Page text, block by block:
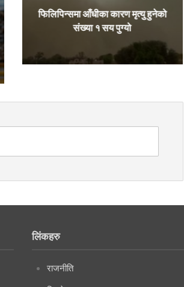
फिलिपिन्समा आँधीका कारण मृत्यु हुनेको
संख्या १ सय पुग्यो
लिंकहरु
राजनीति